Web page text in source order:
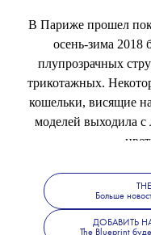
В Париже прошел
осень-зима 2018
плупрозрачных
трикотажных.
кошельки, висящие
моделей выходила
Целиком
Больше
ДОБАВИТЬ
The Blueprint